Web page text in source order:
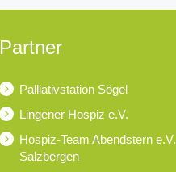
Partner
Palliativstation Sögel
Lingener Hospiz e.V.
Hospiz-Team Abendstern e.V.
Salzbergen